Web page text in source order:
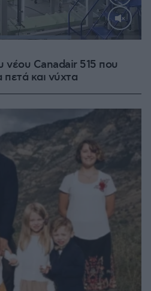
νέου Canadair 515 που
πετά και νύχτα